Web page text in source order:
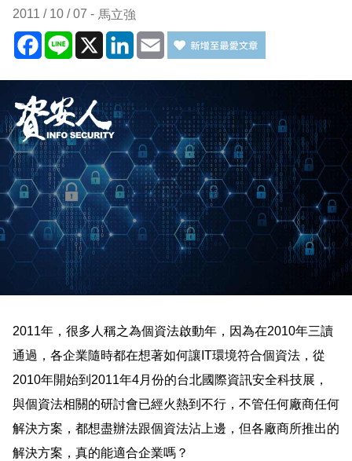
2011 / 10 / 07 馬立強
Facebook
Line X LinkedIn
Email
2011年，很多人稱之為個資法啟動年，因為在2010年三讀
通過，各企業隨時都在想著如何讓 IT環境符合個資法，從
2010年開始到 2011年4月份的台北國際資訊安全科技展，
與個資法相關的研討會已經火熱到不行，不管任何廠商任何
解決方案，都想盡辦法跟個資法沾上邊，但各廠商所推出的
解決方案，真的能適合企業嗎？